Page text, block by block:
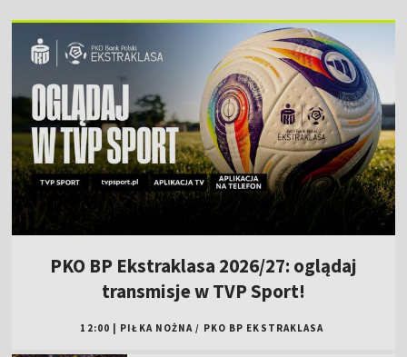
PKO BP Ekstraklasa 2026/27: oglądaj
transmisje w TVP Sport!
12:00 PIŁKA NOŻNA / PKO BP EKSTRAKLASA